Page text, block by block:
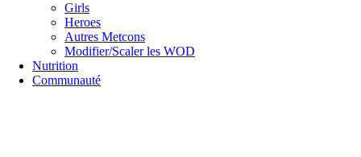
Girls
Heroes
Autres Metcons
Modifier/Scaler les WOD
Nutrition
Communauté